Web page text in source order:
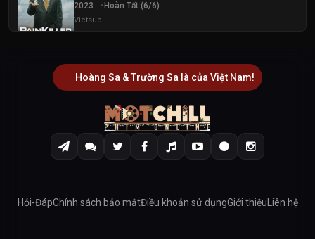
2023 Hoàn Tất (6/6)
Vietsub
Hoàng Sa & Trường Sa là của Việt Nam!
Hỏi-ĐápChính sách bảo mậtĐiều khoản sử dụngGiới thiệu Liên hệ